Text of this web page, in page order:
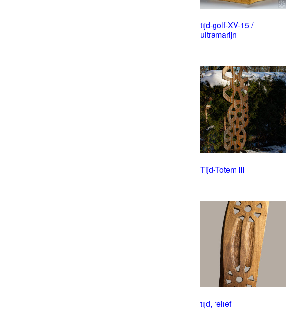
tijd-golf-XV-15 /
ultramarijn
Tijd-Totem III
tijd, relief